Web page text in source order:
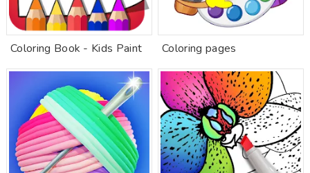
Coloring Book - Kids Paint Coloring pages